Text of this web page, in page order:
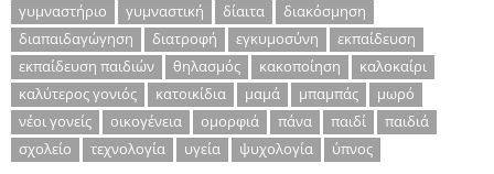
γυμναστήριο
γυμναστική δίαιτα
διακόσμηση
διαπαιδαγώγηση
διατροφή εγκυμοσύνη
εκπαίδευση
εκπαίδευση παιδιών
θηλασμός κακοποίηση
καλοκαίρι
καλύτερος γονιός
κατοικίδια μαμά μπαμπάς
μωρό
νέοι γονείς
οικογένεια ομορφιά πάνα παιδί
παιδιά
σχολείο
τεχνολογία υγεία ψυχολογία ύπνος